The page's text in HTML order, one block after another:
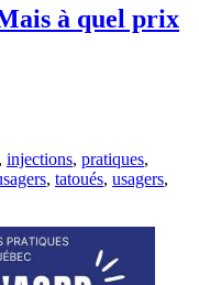
à quel prix
, injections, pratiques,
, tatoués, usagers,